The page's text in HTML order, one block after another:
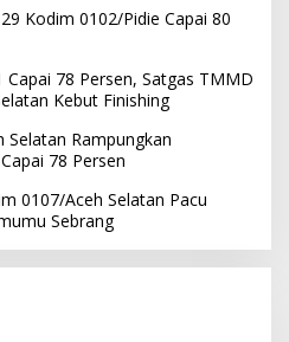
Kodim 0102/Pidie Capai 80
78 Persen, Satgas TMMD
Kebut Finishing
Rampungkan
78 Persen
0107/Aceh Selatan Pacu
Sebrang